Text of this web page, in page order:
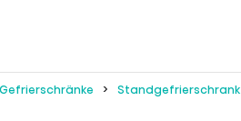
Standgefrierschrank